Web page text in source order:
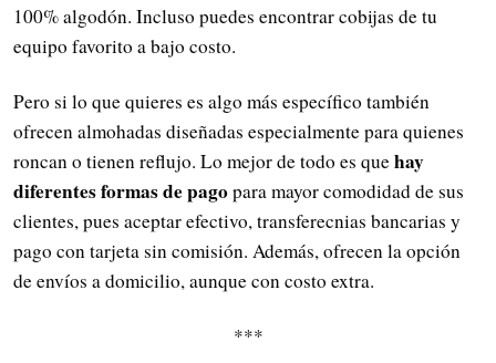
100% algodón. Incluso puedes encontrar cobijas de tu
equipo favorito a bajo costo.
Pero si lo que quieres es algo más específico también
ofrecen almohadas diseñadas especialmente para quienes
roncan o tienen reflujo. Lo mejor de todo es quehay
diferentes formas de pagopara mayor comodidad de sus
clientes, pues aceptar efectivo, transferecnias bancarias y
pago con tarjeta sin comisión. Además, ofrecen la opción
de envíos a domicilio, aunque con costo extra.
***